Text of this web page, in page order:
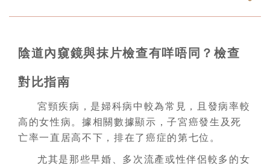
陰道內窺鏡與抹片檢查有咩唔同？檢查
對比指南
宮頸疾病，是婦科病中較為常見，且發病率較
高的女性病。據相關數據顯示，子宮癌發生及死
亡率一直居高不下，排在了癌症的第七位。
尤其是那些早婚、多次流產或性伴侶較多的女